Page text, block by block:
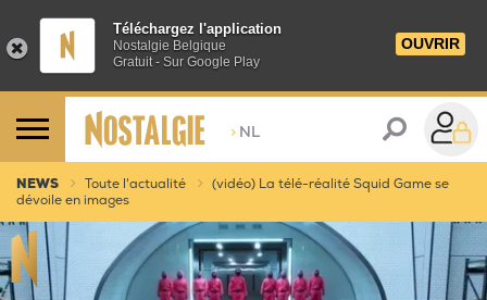
Téléchargez l'application
Nostalgie Belgique
Gratuit - Sur Google Play
OUVRIR
> NL
NEWS Toute l'actualité
(vidéo) La télé-réalité Squid Game se
dévoile en images